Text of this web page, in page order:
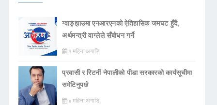
ग्वाङ्झाउमा एनआरएनको ऐतिहासिक जमघट हुँदै,
अर्थमन्त्री वाग्लेले सँबोधन गर्ने
१ महिना अगाडि
प्रवासी र रिटर्नी नेपालीको पीडा सरकारको कार्यसूचीमा
समेटिनुपर्छ
४ महिना अगाडि